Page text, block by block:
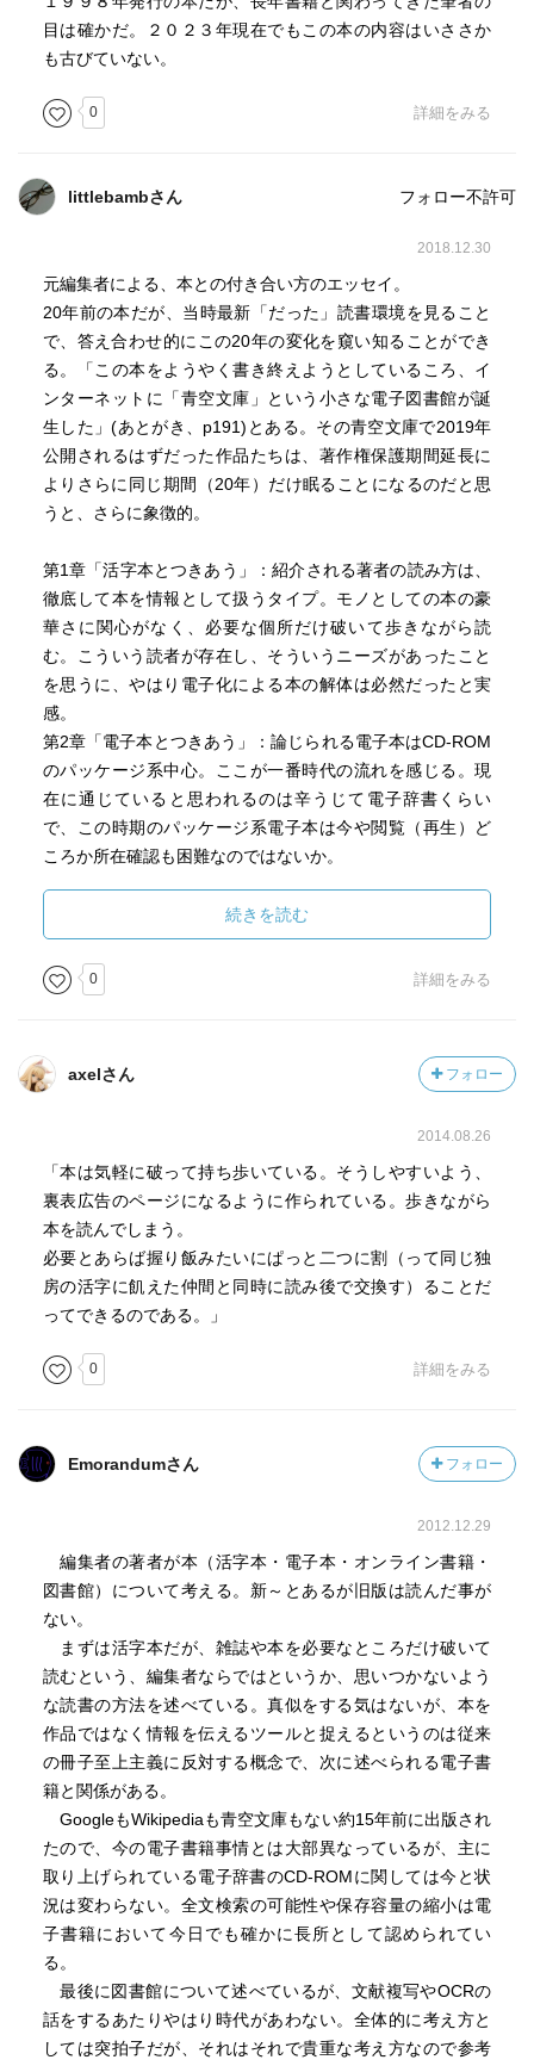
ていけない」。そして情報がなければ「人間として生きて
いけない」。最近は情報を安易に規制したりといった「情
うした情報をないがしろにしているヒト達は一部の情報に
ついては重要視している場合が多いのではないか。しかし
い。情報をすべて流したうえでその受け手が「良いか悪い
か」「正しいか正しくないか」判断することである。これ
は教育という情報伝達手段でも変わることはない。子供に
判断力はない、というヒトもいるかもしれないが、教育を
受けた子供が重要な判断を下すのは成人してからである。
パターナリズムというものは親切なようにみえて人間をコ
ントロールする意図が潜んでいることは覚えておきたい。
目は確かだ。２０２３年現在でもこの本の内容はいささか
も古びていない。
0 詳細をみる
littlebambさん フォロー不許可
2018.12.30
元編集者による、本との付き合い方のエッセイ。
20年前の本だが、当時最新「だった」読書環境を見ること
で、答え合わせ的にこの20年の変化を窺い知ることができ
る。「この本をようやく書き終えようとしているころ、イ
ンターネットに「青空文庫」という小さな電子図書館が誕
生した」(あとがき、p191)とある。その青空文庫で2019年
公開されるはずだった作品たちは、著作権保護期間延長に
よりさらに同じ期間（20年）だけ眠ることになるのだと思
うと、さらに象徴的。
第1章「活字本とつきあう」：紹介される著者の読み方は、
徹底して本を情報として扱うタイプ。モノとしての本の豪
華さに関心がなく、必要な個所だけ破いて歩きながら読
む。こういう読者が存在し、そういうニーズがあったこと
を思うに、やはり電子化による本の解体は必然だったと実
感。
第2章「電子本とつきあう」：論じられる電子本はCD-ROM
のパッケージ系中心。ここが一番時代の流れを感じる。現
在に通じていると思われるのは辛うじて電子辞書くらい
で、この時期のパッケージ系電子本は今や閲覧（再生）ど
ころか所在確認も困難なのではないか。
ィア精神＝無料で提供されていることの価値が繰り返し強
調されている。2000年代前半くらいまで、インターネット
について書いた本の雰囲気はこのように明るかったなと今
では懐かしい。無償文化が商業化されていく過程につい
https://booklog.jp/item/1/4532322189
第4章「図書館とつきあう」：第1章と同じ感想だが、この
コンテンツの発展と相性がよさそうだ。一方で図書館のメ
リットとして挙げられている、新刊書店で出会えない本と
の出会い、貴重資料にぶつかる可能性、一つのテーマにつ
いてまとめて読めることという3点は、言い換えれば偶然性
と一覧性。検索型のインターネットでは未だ少しカバーし
づらい点だ。後半の30年後予測では、端末の使い勝手がそ
れほど向上することはないだろうと見込んでいるが、現在
ハードウェアの進歩は予想を超えてくるが、人とコンテン
続きを読む
0 詳細をみる
axelさん フォロー
2014.08.26
「本は気軽に破って持ち歩いている。そうしやすいよう、
裏表広告のページになるように作られている。歩きながら
本を読んでしまう。
必要とあらば握り飯みたいにぱっと二つに割（って同じ独
房の活字に飢えた仲間と同時に読み後で交換す）ることだ
ってできるのである。」
0 詳細をみる
Emorandumさん フォロー
2012.12.29
編集者の著者が本（活字本・電子本・オンライン書籍・
図書館）について考える。新～とあるが旧版は読んだ事が
ない。
まずは活字本だが、雑誌や本を必要なところだけ破いて
読むという、編集者ならではというか、思いつかないよう
な読書の方法を述べている。真似をする気はないが、本を
作品ではなく情報を伝えるツールと捉えるというのは従来
の冊子至上主義に反対する概念で、次に述べられる電子書
籍と関係がある。
GoogleもWikipediaも青空文庫もない約15年前に出版され
たので、今の電子書籍事情とは大部異なっているが、主に
取り上げられている電子辞書のCD-ROMに関しては今と状
況は変わらない。全文検索の可能性や保存容量の縮小は電
子書籍において今日でも確かに長所として認められてい
る。
最後に図書館について述べているが、文献複写やOCRの
話をするあたりやはり時代があわない。全体的に考え方と
しては突拍子だが、それはそれで貴重な考え方なので参考